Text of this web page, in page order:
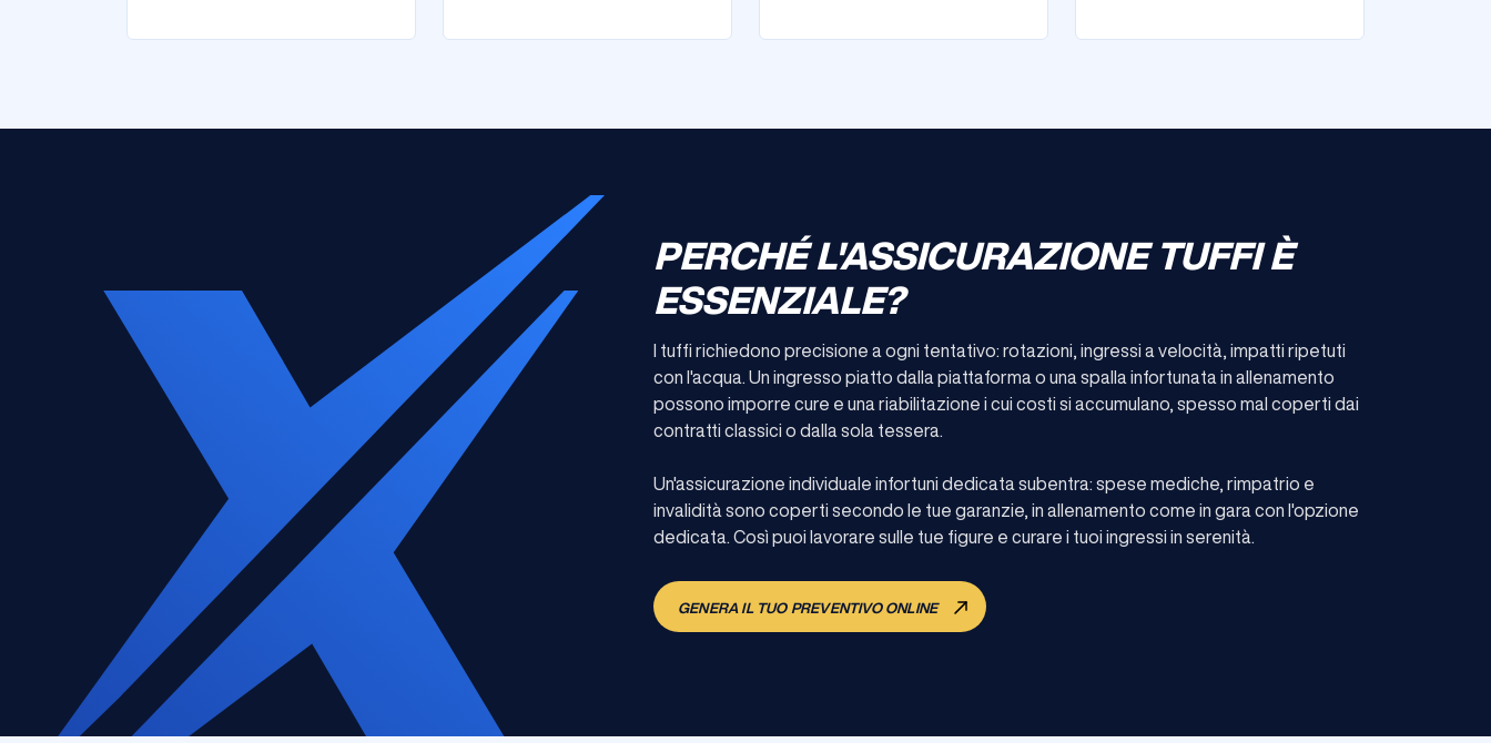
PERCHÉ L'ASSICURAZIONE TUFFI È
ESSENZIALE?
I tuffi richiedono precisione a ogni tentativo: rotazioni, ingressi a velocità, impatti ripetuti
con l'acqua. Un ingresso piatto dalla piattaforma o una spalla infortunata in allenamento
possono imporre cure e una riabilitazione i cui costi si accumulano, spesso mal coperti dai
contratti classici o dalla sola tessera.
Un'assicurazione individuale infortuni dedicata subentra: spese mediche, rimpatrio e
invalidità sono coperti secondo le tue garanzie, in allenamento come in gara con l'opzione
dedicata. Così puoi lavorare sulle tue figure e curare i tuoi ingressi in serenità.
GENERA IL TUO PREVENTIVO ONLINE